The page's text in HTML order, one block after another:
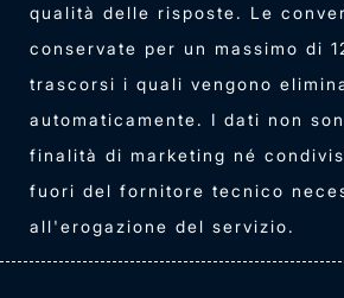
qualità delle risposte. Le
conservate per un massimo di
trascorsi i quali vengono
automaticamente. I dati non
finalità di marketing né
fuori del fornitore tecnico
all'erogazione del servizio.